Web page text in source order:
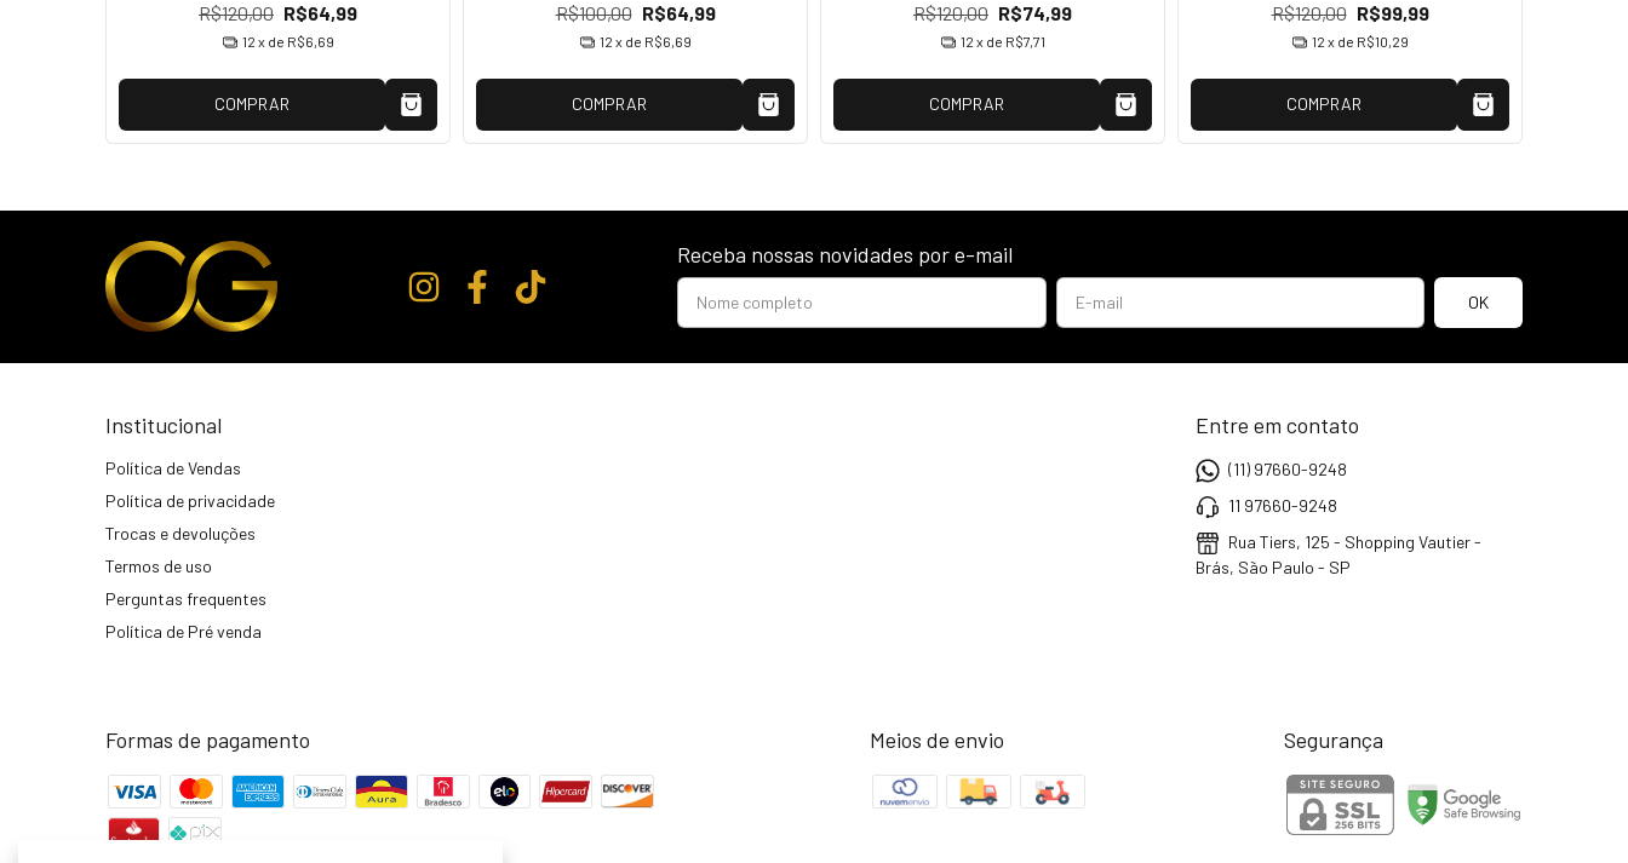
R$120,00 R$64,99
12 x de R$6,69
COMPRAR
R$100,00 R$64,99
12 x de R$6,69
COMPRAR
R$120,00 R$74,99
12 x de R$7,71
COMPRAR
R$120,00 R$99,99
12 x de R$10,29
COMPRAR
Receba nossas novidades por e-mail
Institucional
Política de Vendas
Política de privacidade
Trocas e devoluções
Termos de uso
Perguntas frequentes
Política de Pré venda
Entre em contato
(11) 97660-9248
11 97660-9248
Rua Tiers, 125 - Shopping Vautier -
Brás, São Paulo - SP
Formas de pagamento Meios de envio Segurança